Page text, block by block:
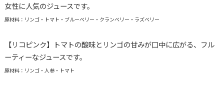
女性に人気のジュースです。
原材料：リンゴ・トマト・ブルーベリー・クランベリー・ラズベリー
【リコピンク】トマトの酸味とリンゴの甘みが口中に広がる、フル
ーティーなジュースです。
原材料：リンゴ・人参・トマト